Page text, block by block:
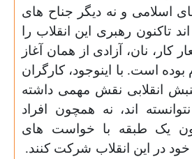
اسلامی و نه دیگر جناح های
تاکنون رهبری این انقلاب را
کار، نان، آزادی از همان آغاز
است. با اینوجود، کارگران
انقلابی نقش مهمی داشته
اند، نه همچون افراد
یک طبقه با خواست های
در این انقلاب شرکت کنند.